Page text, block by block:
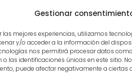
Gestionar
las mejores experiencias, utilizamos
y/o acceder a la información del
nos permitirá procesar datos
o las identificaciones únicas en este sitio.
puede afectar negativamente a ciertas